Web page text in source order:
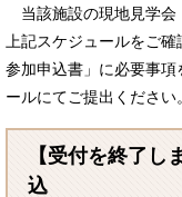
当該施設の現地見学会
上記スケジュールをご
参加申込書」に必要事
ールにてご提出ください。
【受付を終了し
込